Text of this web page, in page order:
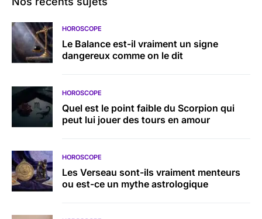
HOROSCOPE
Le Balance est-il vraiment un signe
dangereux comme on le dit
HOROSCOPE
Quel est le point faible du Scorpion qui
peut lui jouer des tours en amour
HOROSCOPE
Les Verseau sont-ils vraiment menteurs
ou est-ce un mythe astrologique